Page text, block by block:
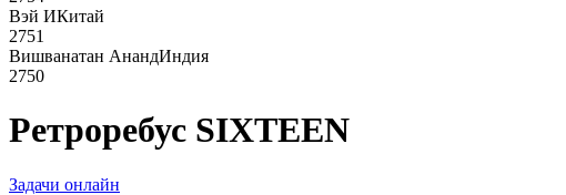
Вэй ИКитай
2751
Вишванатан АнандИндия
2750
Ретроребус SIXTEEN
Задачи онлайн